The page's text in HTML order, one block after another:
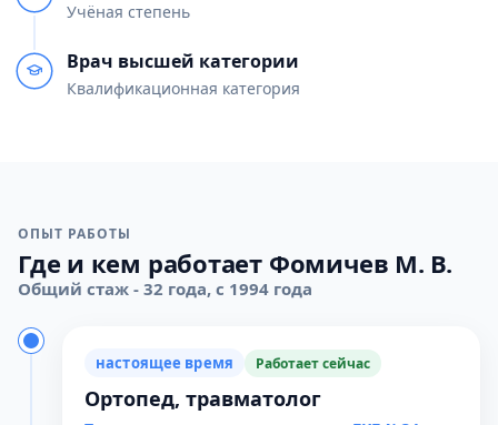
Учёная степень
Врач высшей категории
Квалификационная категория
ОПЫТ РАБОТЫ
Где и кем работает Фомичев М. В.
Общий стаж - 32 года, с 1994 года
настоящее время Работает сейчас
Ортопед, травматолог